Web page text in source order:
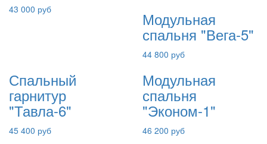
43 000 руб Модульная
спальня "Вега-5"
44 800 руб
Спальный
гарнитур
"Тавла-6"
45 400 руб
Модульная
спальня
"Эконом-1"
46 200 руб